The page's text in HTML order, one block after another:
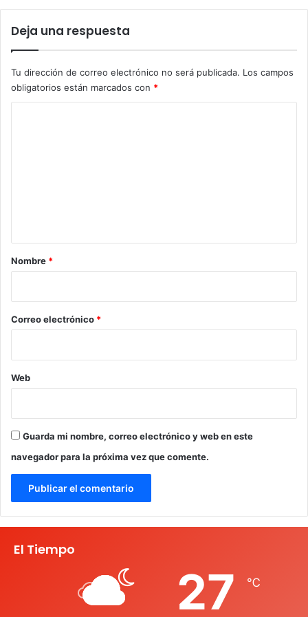
Deja una respuesta
Tu dirección de correo electrónico no será publicada. Los campos
obligatorios están marcados con *
r
*
Nombre *
Correo electrónico *
Web
Guarda mi nombre, correo electrónico y web en este
navegador para la próxima vez que comente.
El Tiempo
27 ℃